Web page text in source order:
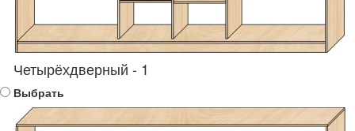
Четырёхдверный - 1
Выбрать